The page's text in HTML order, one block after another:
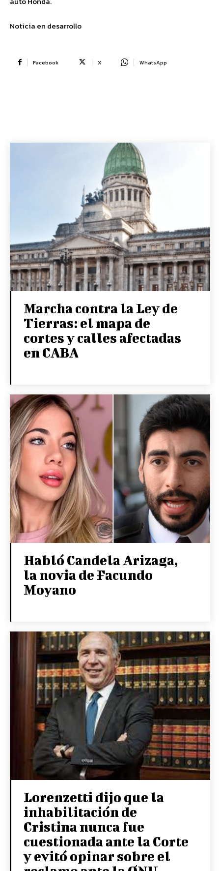
Noticia en desarrollo
Facebook X WhatsApp
Marcha contra la Ley de
Tierras: el mapa de
cortes y calles afectadas
en CABA
Habló Candela Arizaga,
la novia de Facundo
Moyano
Lorenzetti dijo que la
inhabilitación de
Cristina nunca fue
cuestionada ante la Corte
y evitó opinar sobre el